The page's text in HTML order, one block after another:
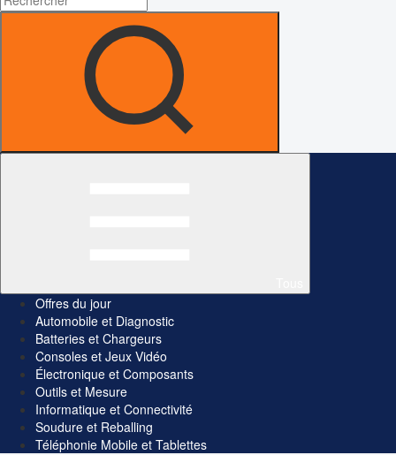
Offres du jour
Automobile et Diagnostic
Batteries et Chargeurs
Consoles et Jeux Vidéo
Électronique et Composants
Outils et Mesure
Informatique et Connectivité
Soudure et Reballing
Téléphonie Mobile et Tablettes